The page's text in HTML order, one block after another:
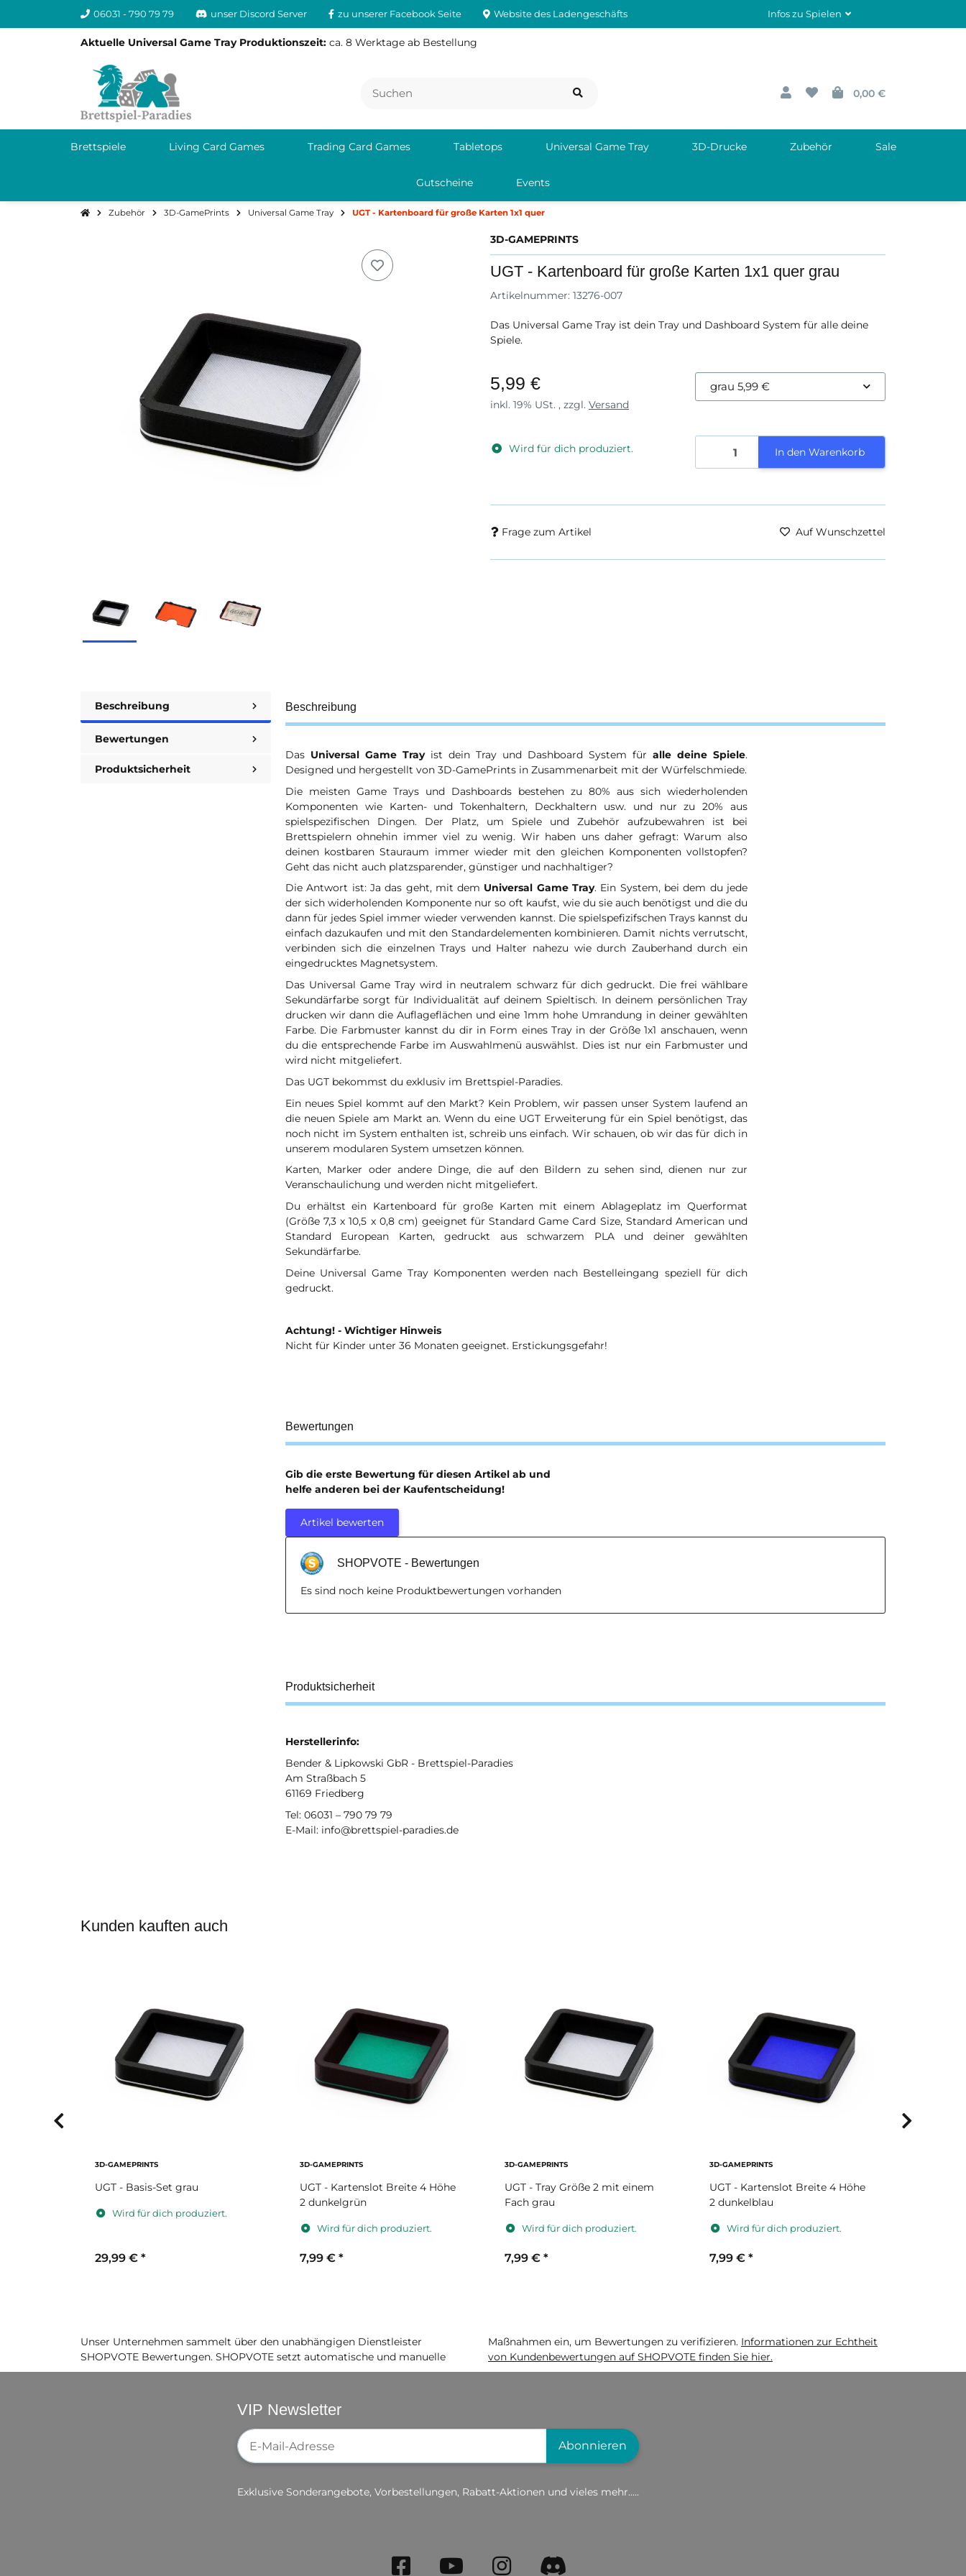
06031 - 790 79 79 unser Discord Server zu unserer Facebook Seite Website des Ladengeschäfts Infos zu Spielen
Aktuelle Universal Game Tray Produktionszeit: ca. 8 Werktage ab Bestellung
0,00 €
Brettspiele Living Card Games Trading Card Games Tabletops Universal Game Tray 3D-Drucke Zubehör Sale
Gutscheine Events
Zubehör 3D-GamePrints Universal Game Tray UGT - Kartenboard für große Karten 1x1 quer
3D-GAMEPRINTS
UGT - Kartenboard für große Karten 1x1 quer grau
Artikelnummer: 13276-007
Das Universal Game Tray ist dein Tray und Dashboard System für alle deine
Spiele.
5,99 €
inkl. 19% USt. , zzgl. Versand
Wird für dich produziert.
grau 5,99 €
In den Warenkorb
Frage zum Artikel Auf Wunschzettel
Beschreibung
Bewertungen
Produktsicherheit
Beschreibung
Das Universal Game Trayist dein Tray und Dashboard System für alle deine Spiele.
Designed und hergestellt von 3D-GamePrints in Zusammenarbeit mit der Würfelschmiede.
Die meisten Game Trays und Dashboards bestehen zu 80% aus sich wiederholenden
Komponenten wie Karten- und Tokenhaltern, Deckhaltern usw. und nur zu 20% aus
spielspezifischen Dingen. Der Platz, um Spiele und Zubehör aufzubewahren ist bei
Brettspielern ohnehin immer viel zu wenig. Wir haben uns daher gefragt: Warum also
deinen kostbaren Stauraum immer wieder mit den gleichen Komponenten vollstopfen?
Geht das nicht auch platzsparender, günstiger und nachhaltiger?
Die Antwort ist: Ja das geht, mit dem Universal Game Tray. Ein System, bei dem du jede
der sich widerholenden Komponente nur so oft kaufst, wie du sie auch benötigst und die du
dann für jedes Spiel immer wieder verwenden kannst. Die spielspefizifschen Trays kannst du
einfach dazukaufen und mit den Standardelementen kombinieren. Damit nichts verrutscht,
verbinden sich die einzelnen Trays und Halter nahezu wie durch Zauberhand durch ein
eingedrucktes Magnetsystem.
Das Universal Game Tray wird in neutralem schwarz für dich gedruckt. Die frei wählbare
Sekundärfarbe sorgt für Individualität auf deinem Spieltisch. In deinem persönlichen Tray
drucken wir dann die Auflageflächen und eine 1mm hohe Umrandung in deiner gewählten
Farbe. Die Farbmuster kannst du dir in Form eines Tray in der Größe 1x1 anschauen, wenn
du die entsprechende Farbe im Auswahlmenü auswählst. Dies ist nur ein Farbmuster und
wird nicht mitgeliefert.
Das UGT bekommst du exklusiv im Brettspiel-Paradies.
Ein neues Spiel kommt auf den Markt? Kein Problem, wir passen unser System laufend an
die neuen Spiele am Markt an. Wenn du eine UGT Erweiterung für ein Spiel benötigst, das
noch nicht im System enthalten ist, schreib uns einfach. Wir schauen, ob wir das für dich in
unserem modularen System umsetzen können.
Karten, Marker oder andere Dinge, die auf den Bildern zu sehen sind, dienen nur zur
Veranschaulichung und werden nicht mitgeliefert.
Du erhältst ein Kartenboard für große Karten mit einem Ablageplatz im Querformat
(Größe 7,3 x 10,5 x 0,8 cm) geeignet für Standard Game Card Size, Standard American und
Standard European Karten, gedruckt aus schwarzem PLA und deiner gewählten
Sekundärfarbe.
Deine Universal Game Tray Komponenten werden nach Bestelleingang speziell für dich
gedruckt.
Achtung! - Wichtiger Hinweis
Nicht für Kinder unter 36 Monaten geeignet. Erstickungsgefahr!
Bewertungen
Gib die erste Bewertung für diesen Artikel ab und
helfe anderen bei der Kaufentscheidung!
Artikel bewerten
SHOPVOTE - Bewertungen
Es sind noch keine Produktbewertungen vorhanden
Produktsicherheit
Herstellerinfo:
Bender & Lipkowski GbR - Brettspiel-Paradies
Am Straßbach 5
61169 Friedberg
Tel: 06031 – 790 79 79
E-Mail: info@brettspiel-paradies.de
Kunden kauften auch
3D-GAMEPRINTS
UGT - Basis-Set grau
Wird für dich produziert.
29,99 € *
3D-GAMEPRINTS
UGT - Kartenslot Breite 4 Höhe
2 dunkelgrün
Wird für dich produziert.
7,99 € *
3D-GAMEPRINTS
UGT - Tray Größe 2 mit einem
Fach grau
Wird für dich produziert.
7,99 € *
3D-GAMEPRINTS
UGT - Kartenslot Breite 4 Höhe
2 dunkelblau
Wird für dich produziert.
7,99 € *
Unser Unternehmen sammelt über den unabhängigen Dienstleister
SHOPVOTE Bewertungen. SHOPVOTE setzt automatische und manuelle
Maßnahmen ein, um Bewertungen zu verifizieren. Informationen zur Echtheit
von Kundenbewertungen auf SHOPVOTE finden Sie hier.
VIP Newsletter
Newsletter-Registrierung
Abonnieren
Exklusive Sonderangebote, Vorbestellungen, Rabatt-Aktionen und vieles mehr.....